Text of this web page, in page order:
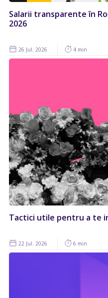
Salarii transparente în
2026
26 Jul. 2026 4 min
Tactici utile pentru a te
22 Jul. 2026 6 min